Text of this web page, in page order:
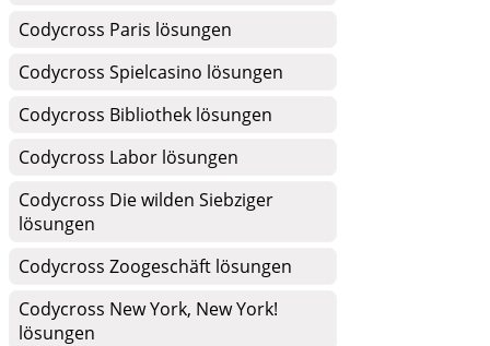
Codycross Paris lösungen
Codycross Spielcasino lösungen
Codycross Bibliothek lösungen
Codycross Labor lösungen
Codycross Die wilden Siebziger
lösungen
Codycross Zoogeschäft lösungen
Codycross New York, New York!
lösungen